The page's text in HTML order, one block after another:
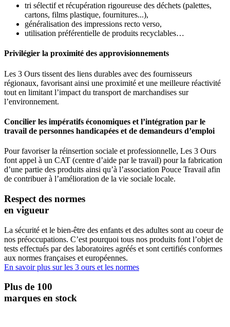
tri sélectif et récupération rigoureuse des déchets (palettes,
cartons, films plastique, fournitures...),
généralisation des impressions recto verso,
utilisation préférentielle de produits recyclables…
Privilégier la proximité des approvisionnements
Les 3 Ours tissent des liens durables avec des fournisseurs
régionaux, favorisant ainsi une proximité et une meilleure réactivité
tout en limitant l’impact du transport de marchandises sur
l’environnement.
Concilier les impératifs économiques et l’intégration par le
travail de personnes handicapées et de demandeurs d’emploi
Pour favoriser la réinsertion sociale et professionnelle, Les 3 Ours
font appel à un CAT (centre d’aide par le travail) pour la fabrication
d’une partie des produits ainsi qu’à l’association Pouce Travail afin
de contribuer à l’amélioration de la vie sociale locale.
Respect des normes
en vigueur
La sécurité et le bien-être des enfants et des adultes sont au coeur de
nos préoccupations. C’est pourquoi tous nos produits font l’objet de
tests effectués par des laboratoires agréés et sont certifiés conformes
aux normes françaises et européennes.
En savoir plus sur les 3 ours et les normes
Plus de 100
marques en stock